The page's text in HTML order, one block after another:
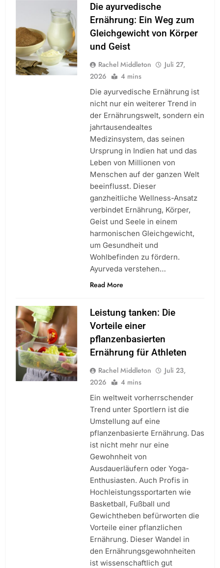
Die ayurvedische
Ernährung: Ein Weg zum
Gleichgewicht von Körper
und Geist
Rachel Middleton
Juli 27,
2026
4 mins
Die ayurvedische Ernährung ist
nicht nur ein weiterer Trend in
der Ernährungswelt, sondern ein
jahrtausendealtes
Medizinsystem, das seinen
Ursprung in Indien hat und das
Leben von Millionen von
Menschen auf der ganzen Welt
beeinflusst. Dieser
ganzheitliche Wellness-Ansatz
verbindet Ernährung, Körper,
Geist und Seele in einem
harmonischen Gleichgewicht,
um Gesundheit und
Wohlbefinden zu fördern.
Ayurveda verstehen…
Read More
Leistung tanken: Die
Vorteile einer
pflanzenbasierten
Ernährung für Athleten
Rachel Middleton
Juli 23,
2026
4 mins
Ein weltweit vorherrschender
Trend unter Sportlern ist die
Umstellung auf eine
pflanzenbasierte Ernährung. Das
ist nicht mehr nur eine
Gewohnheit von
Ausdauerläufern oder Yoga-
Enthusiasten. Auch Profis in
Hochleistungssportarten wie
Basketball, Fußball und
Gewichtheben befürworten die
Vorteile einer pflanzlichen
Ernährung. Dieser Wandel in
den Ernährungsgewohnheiten
ist wissenschaftlich gut